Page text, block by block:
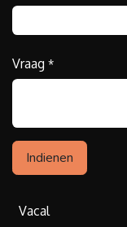
Vraag *
Indienen
Vacal